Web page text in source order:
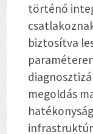
történő
biztosítva
megoldás